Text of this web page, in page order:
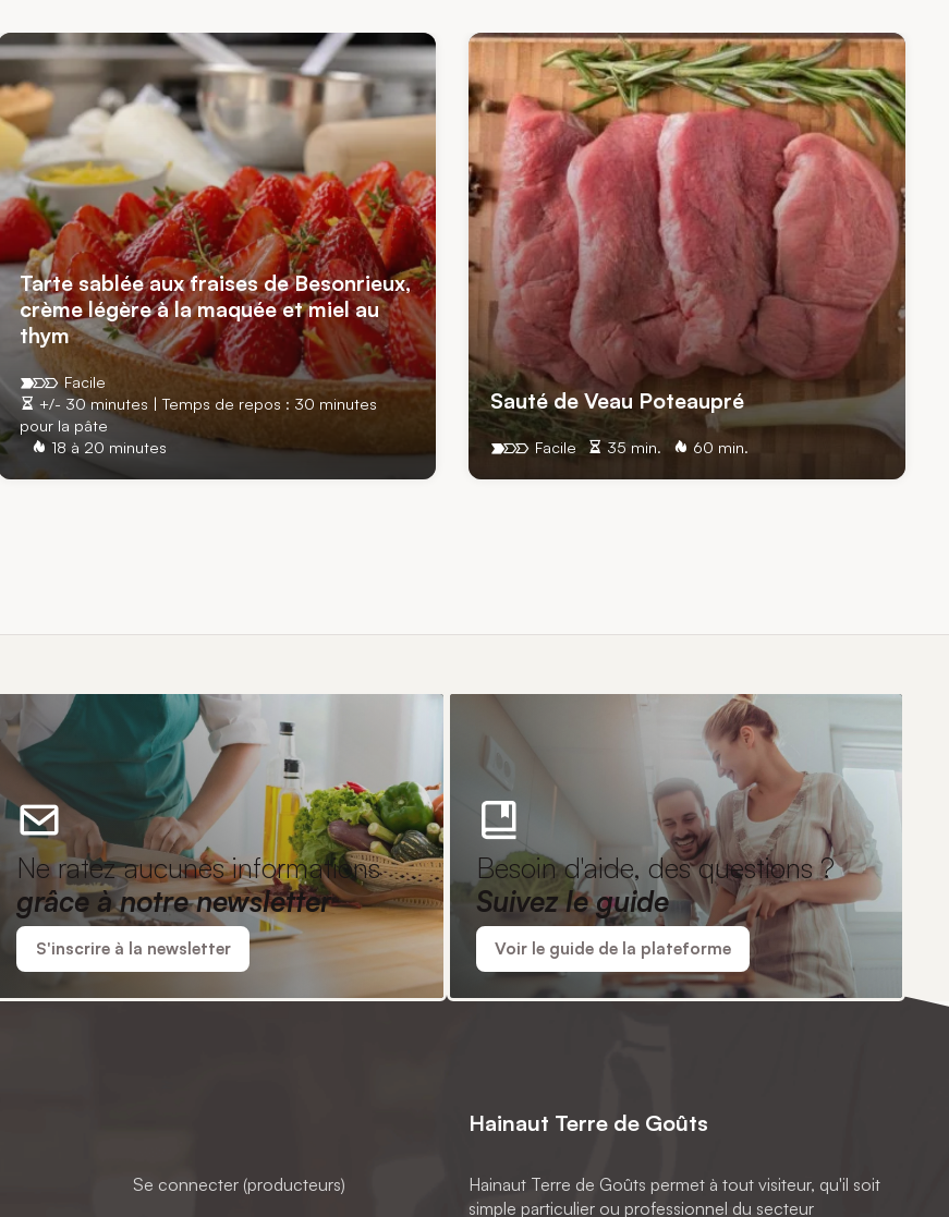
Tarte sablée aux fraises de Besonrieux,
crème légère à la maquée et miel au
thym
+/- 30 minutes | Temps de repos : 30 minutes
pour la pâte
18 à 20 minutes
Facile
Sauté de Veau Poteaupré
35 min. 60 min.
Facile
Ne ratez aucunes informations
grâce à notre newsletter
S'inscrire à la newsletter
Besoin d'aide, des questions ?
Suivez le guide
Voir le guide de la plateforme
Se connecter (producteurs)
Hainaut Terre de Goûts
Hainaut Terre de Goûts permet à tout visiteur, qu'il soit
simple particulier ou professionnel du secteur